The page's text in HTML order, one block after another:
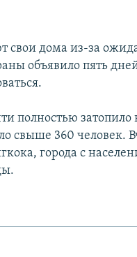
свои дома из-за
объявило пять
полностью затопило
свыше 360 человек.
города с